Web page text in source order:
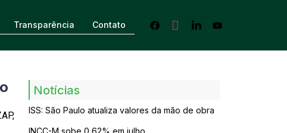
Transparência Contato
Notícias
ISS: São Paulo atualiza valores da mão de obra
INCC-M sobe 0,62% em julho